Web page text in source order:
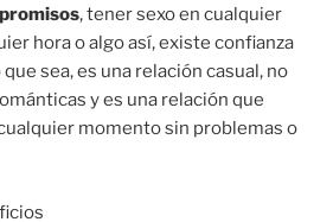
, tener sexo en cualquier
hora o algo así, existe confianza
sea, es una relación casual, no
y es una relación que
momento sin problemas o